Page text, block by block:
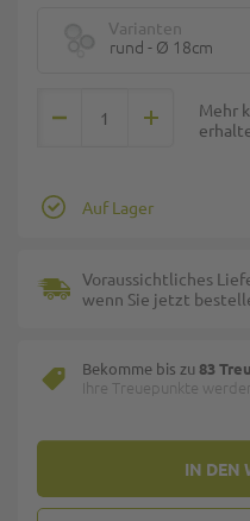
Varianten
rund - Ø 18cm
Mehr
IN DEN
Auf Lager
Voraussichtliches
wenn Sie jetzt
Bekomme bis zu 83
Ihre Treuepunkte